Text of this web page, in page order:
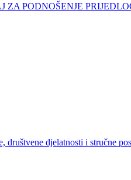
ZA PODNOŠENJE
društvene djelatnosti i stručne